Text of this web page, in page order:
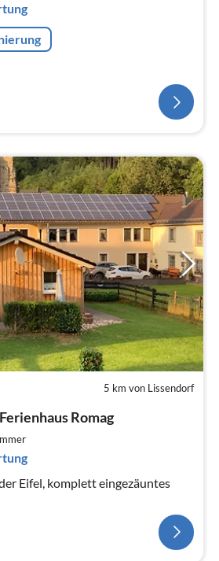
5 km von Lissendorf
Romag
Eifel, komplett eingezäuntes